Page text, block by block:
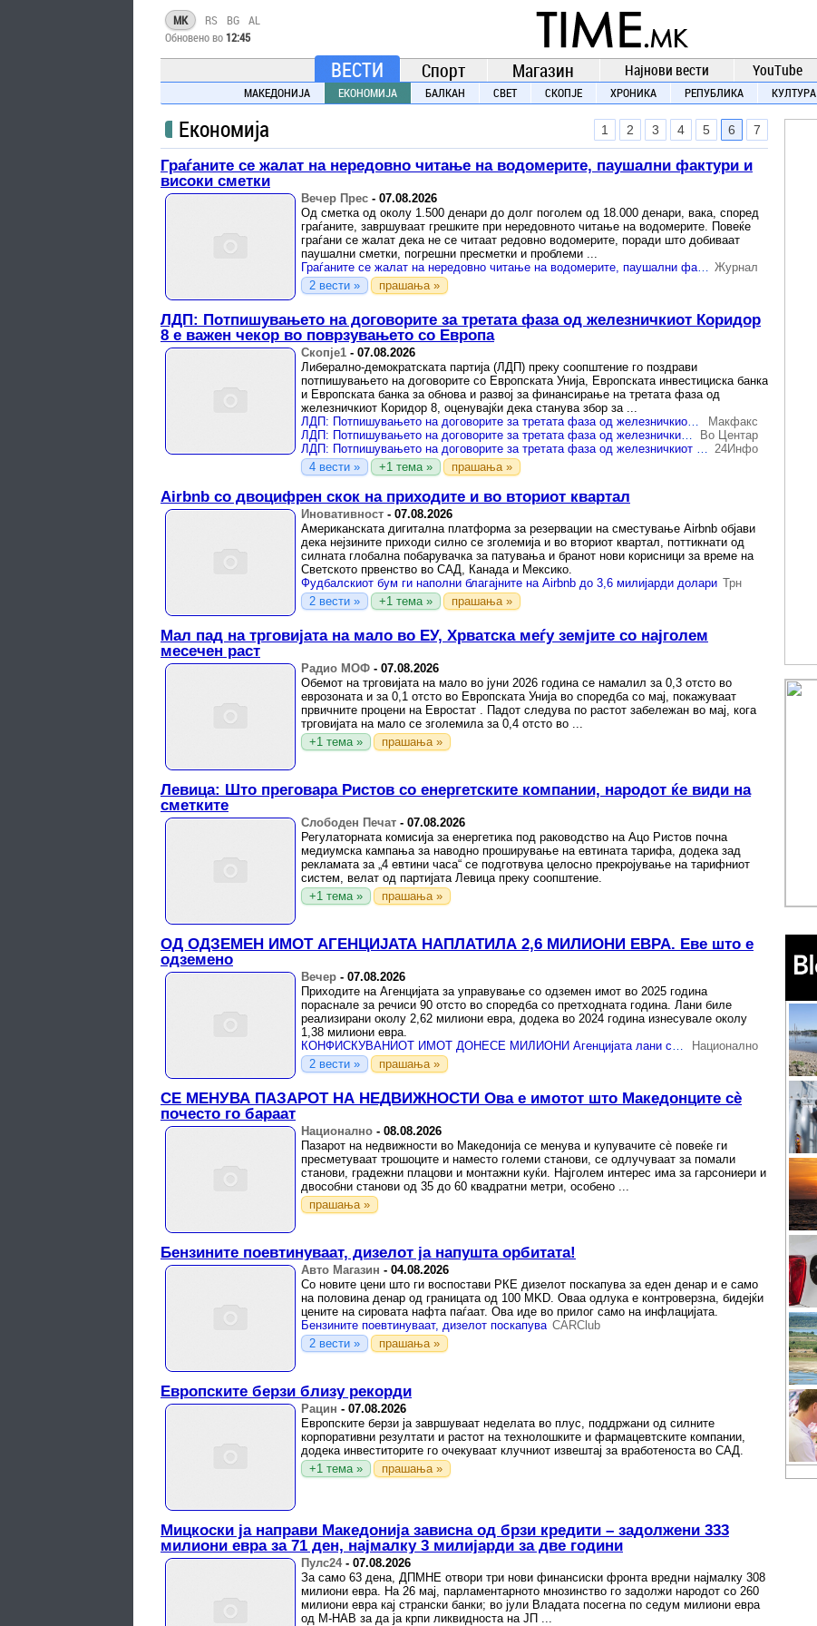
TIME.mk
ВЕСТИ
NEWS
MK RS BG AL
Обновено во 12:45
ВЕСТИ Спорт Магазин Најнови вести YouTube
МАКЕДОНИЈА ЕКОНОМИЈА БАЛКАН СВЕТ СКОПЈЕ ХРОНИКА РЕПУБЛИКА КУЛТУРА
Економија 1 2 3 4 5 6 7
Граѓаните се жалат на нередовно читање на водомерите, паушални фактури и
високи сметки
Вечер Прес - 07.08.2026
Од сметка од околу 1.500 денари до долг поголем од 18.000 денари, вака, според
граѓаните, завршуваат грешките при нередовното читање на водомерите. Повеќе
граѓани се жалат дека не се читаат редовно водомерите, поради што добиваат
паушални сметки, погрешни пресметки и проблеми ...
Граѓаните се жалат на нередовно читање на водомерите, паушални фактури и високи сметки Журнал
2 вести »
прашања »
ЛДП: Потпишувањето на договорите за третата фаза од железничкиот Коридор
8 е важен чекор во поврзувањето со Европа
Скопје1 - 07.08.2026
Либерално-демократската партија (ЛДП) преку соопштение го поздрави
потпишувањето на договорите со Европската Унија, Европската инвестициска банка
и Европската банка за обнова и развој за финансирање на третата фаза од
железничкиот Коридор 8, оценувајќи дека станува збор за ...
ЛДП: Потпишувањето на договорите за третата фаза од железничкиот Коридор 8 е важен чекор во поврзувањето со Европа
Макфакс
ЛДП: Потпишувањето на договорите за третата фаза од железничкиот Коридор 8 е важен чекор во поврзувањето со Европа
Во Центар
ЛДП: Потпишувањето на договорите за третата фаза од железничкиот Коридор 8 е важен чекор во поврзувањето со Европа 24Инфо
4 вести »
+1 тема » прашања »
Airbnb со двоцифрен скок на приходите и во вториот квартал
Иновативност - 07.08.2026
Американската дигитална платформа за резервации на сместување Airbnb објави
дека нејзините приходи силно се зголемија и во вториот квартал, поттикнати од
силната глобална побарувачка за патувања и бранот нови корисници за време на
Светското првенство во САД, Канада и Мексико.
Фудбалскиот бум ги наполни благајните на Airbnb до 3,6 милијарди долари Трн
2 вести »
+1 тема » прашања »
Мал пад на трговијата на мало во ЕУ, Хрватска меѓу земјите со најголем
месечен раст
Радио МОФ - 07.08.2026
Обемот на трговијата на мало во јуни 2026 година се намалил за 0,3 отсто во
еврозоната и за 0,1 отсто во Европската Унија во споредба со мај, покажуваат
првичните процени на Евростат . Падот следува по растот забележан во мај, кога
трговијата на мало се зголемила за 0,4 отсто во ...
+1 тема »
прашања »
Левица: Што преговара Ристов со енергетските компании, народот ќе види на
сметките
Слободен Печат - 07.08.2026
Регулаторната комисија за енергетика под раководство на Ацо Ристов почна
медиумска кампања за наводно проширување на евтината тарифа, додека зад
рекламата за „4 евтини часа“ се подготвува целосно прекројување на тарифниот
систем, велат од партијата Левица преку соопштение.
+1 тема »
прашања »
ОД ОДЗЕМЕН ИМОТ АГЕНЦИЈАТА НАПЛАТИЛА 2,6 МИЛИОНИ ЕВРА. Еве што е
одземено
Вечер - 07.08.2026
Приходите на Агенцијата за управување со одземен имот во 2025 година
пораснале за речиси 90 отсто во споредба со претходната година. Лани биле
реализирани околу 2,62 милиони евра, додека во 2024 година изнесувале околу
1,38 милиони евра.
КОНФИСКУВАНИОТ ИМОТ ДОНЕСЕ МИЛИОНИ Агенцијата лани собра 2,6 милиони евра
Национално
2 вести »
прашања »
СЕ МЕНУВА ПАЗАРОТ НА НЕДВИЖНОСТИ Ова е имотот што Македонците сè
почесто го бараат
Национално - 08.08.2026
Пазарот на недвижности во Македонија се менува и купувачите сè повеќе ги
пресметуваат трошоците и наместо големи станови, се одлучуваат за помали
станови, градежни плацови и монтажни куќи. Најголем интерес има за гарсониери и
двособни станови од 35 до 60 квадратни метри, особено ...
прашања »
Бензините поевтинуваат, дизелот ја напушта орбитата!
Авто Магазин - 04.08.2026
Со новите цени што ги воспостави РКЕ дизелот поскапува за еден денар и е само
на половина денар од границата од 100 MKD. Оваа одлука е контроверзна, бидејќи
цените на сировата нафта паѓаат. Ова иде во прилог само на инфлацијата.
Бензините поевтинуваат, дизелот поскапува CARClub
2 вести »
прашања »
Европските берзи близу рекорди
Рацин - 07.08.2026
Европските берзи ја завршуваат неделата во плус, поддржани од силните
корпоративни резултати и растот на технолошките и фармацевтските компании,
додека инвеститорите го очекуваат клучниот извештај за вработеноста во САД.
+1 тема »
прашања »
Мицкоски ја направи Македонија зависна од брзи кредити – задолжени 333
милиони евра за 71 ден, најмалку 3 милијарди за две години
Пулс24- 07.08.2026
За само 63 дена, ДПМНЕ отвори три нови финансиски фронта вредни најмалку 308
милиони евра. На 26 мај, парламентарното мнозинство го задолжи народот со 260
милиони евра кај странски банки; во јули Владата посегна по седум милиони евра
од М-НАВ за да ја крпи ликвидноста на ЈП ...